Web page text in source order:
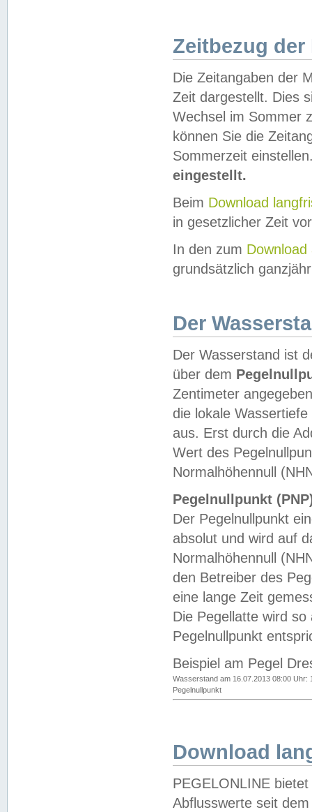
Zeitbezug der
Die Zeitangaben der
Zeit dargestellt. Dies
Wechsel im Sommer
können Sie die
Sommerzeit
eingestellt.
Beim Download
in gesetzlicher Zeit
In den zum Download
grundsätzlich
Der
Der Wasserstand ist
über dem
Zentimeter
die lokale
aus. Erst durch die
Wert des
Normalhöhennull
Pegelnullpunkt
Der Pegelnullpunkt
absolut und wird auf
Normalhöhennull
den Betreiber des
eine lange Zeit
Die Pegellatte wird
Pegelnullpunkt
Beispiel am Pegel
Wasserstand am 16.07.2013 08:00 Uhr:
Pegelnullpunkt
Download
PEGELONLINE
Abflusswerte seit